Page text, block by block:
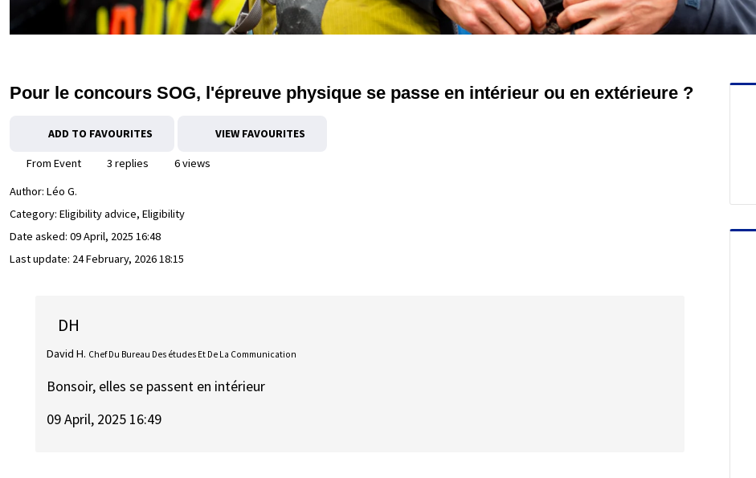
Pour le concours SOG, l'épreuve physique se passe en intérieur ou en extérieure ?
ADD TO FAVOURITES VIEW FAVOURITES
From Event 3 replies
6 views
Author: Léo G.
Category: Eligibility advice, Eligibility
Date asked: 09 April, 2025 16:48
Last update: 24 February, 2026 18:15
DH
David H. Chef Du Bureau Des études Et De La Communication
Bonsoir, elles se passent en intérieur
09 April, 2025 16:49